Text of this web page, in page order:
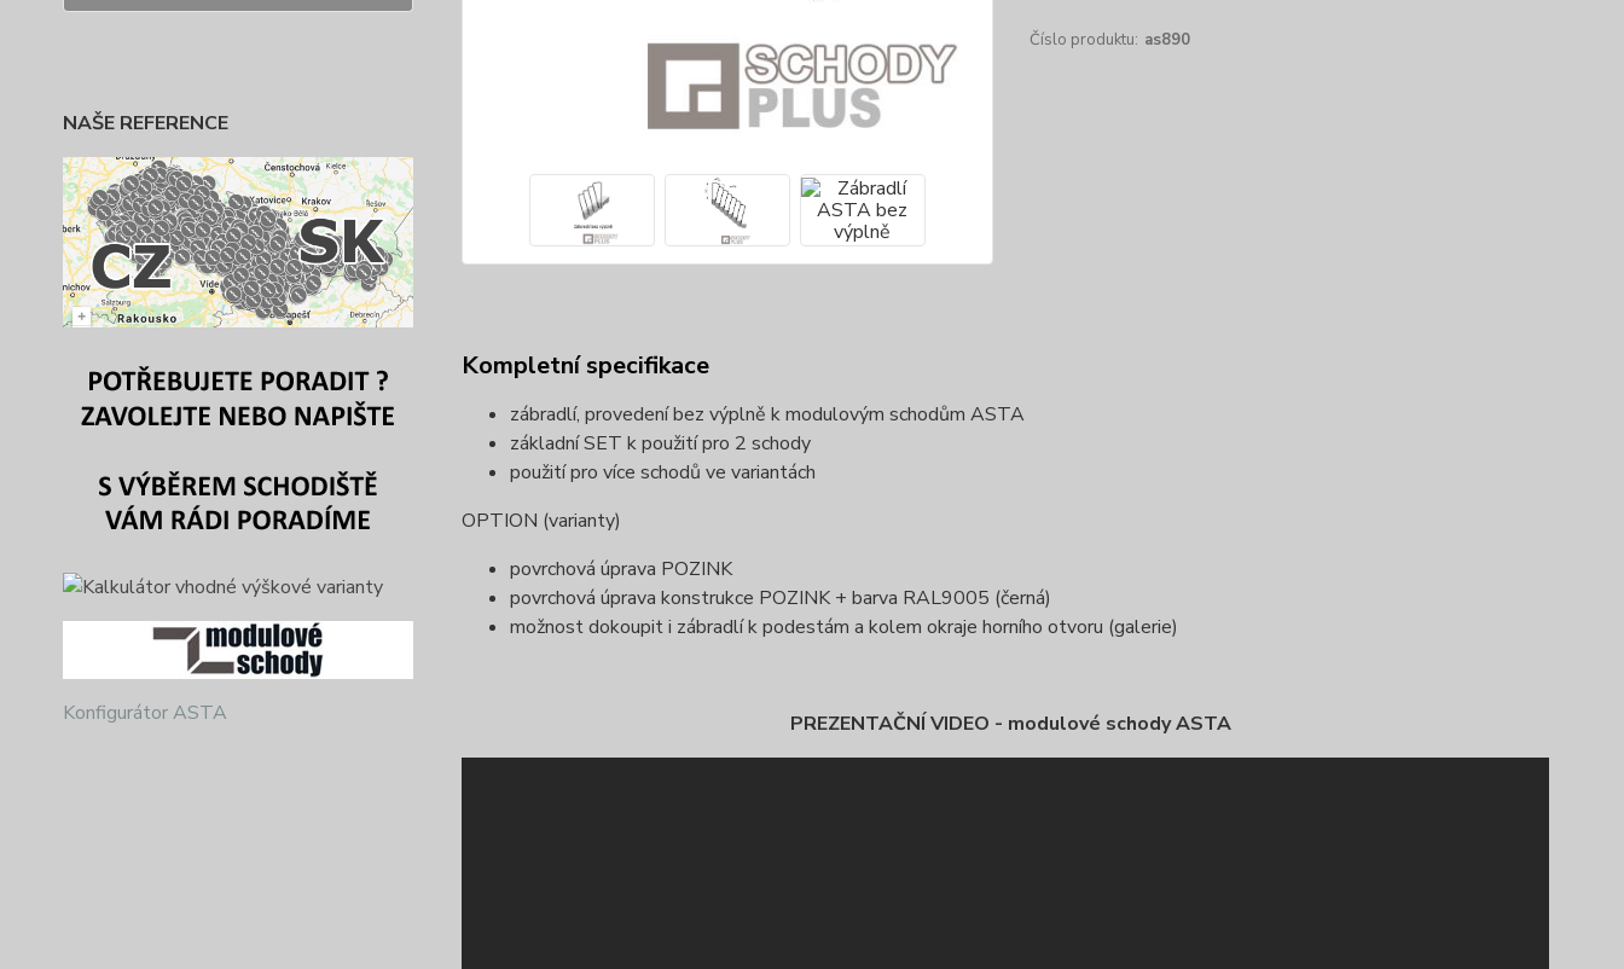
NAŠE REFERENCE
Konfigurátor ASTA
Číslo produktu: as890
Kompletní specifikace
zábradlí, provedení bez výplně k modulovým schodům ASTA
základní SET k použití pro 2 schody
použití pro více schodů ve variantách
OPTION (varianty)
povrchová úprava POZINK
povrchová úprava konstrukce POZINK + barva RAL9005 (černá)
možnost dokoupit i zábradlí k podestám a kolem okraje horního otvoru (galerie)
PREZENTAČNÍ VIDEO - modulové schody ASTA